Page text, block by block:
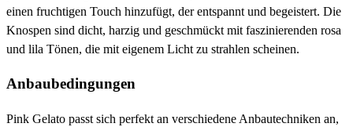
einen fruchtigen Touch hinzufügt, der entspannt und begeistert. Die
Knospen sind dicht, harzig und geschmückt mit faszinierenden rosa
und lila Tönen, die mit eigenem Licht zu strahlen scheinen.
Anbaubedingungen
Pink Gelato passt sich perfekt an verschiedene Anbautechniken an,